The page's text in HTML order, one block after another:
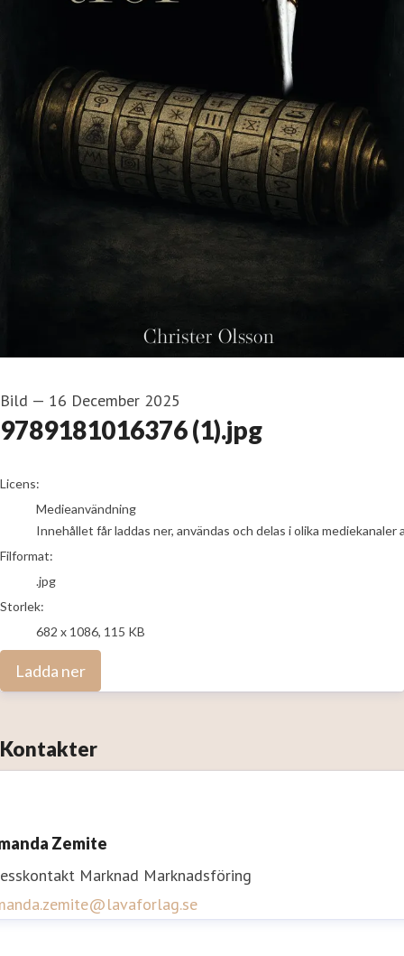
Bild — 16 December 2025
9789181016376 (1).jpg
go to media item
Licens:
Medieanvändning
Innehållet får laddas ner, användas och delas i olika
Filformat:
.jpg
Storlek:
682 x 1086, 115 KB
Ladda ner
Kontakter
Zemite
Marknad Marknadsföring